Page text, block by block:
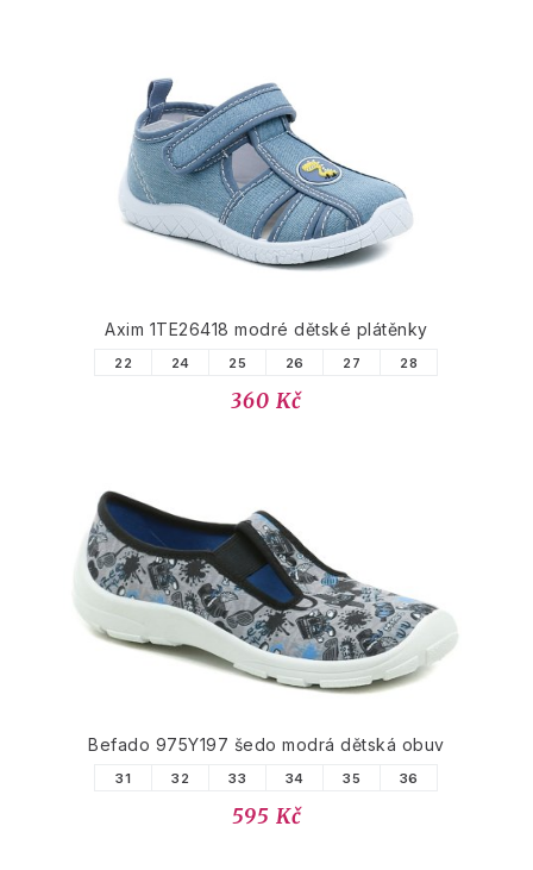
Axim 1TE26418 modré dětské plátěnky
22 24 25 26 27 28
360 Kč
Befado 975Y197 šedo modrá dětská obuv
31 32 33 34 35 36
595 Kč